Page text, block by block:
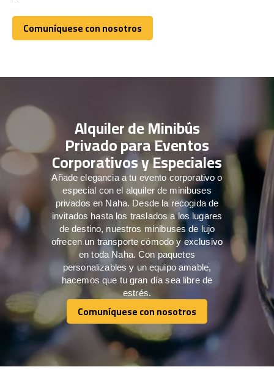
Comuníquese con nosotros
Comuníquese con nosotros
Alquiler de Minibús
Privado para Eventos
Corporativos y Especiales
Añade elegancia a tu evento corporativo o
especial con el alquiler de minibuses
privados en Naha. Desde la recogida de
invitados hasta los traslados a los lugares
de destino, nuestros minibuses de lujo
ofrecen un transporte cómodo y exclusivo
en toda Naha. Con paquetes
personalizables y un equipo amable,
hacemos que tu gran día sea libre de
estrés.
Comuníquese con nosotros
Comuníquese con nosotros